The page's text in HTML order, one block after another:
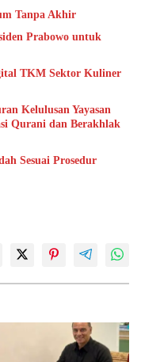
Tanpa Akhir
Prabowo untuk
TKM Sektor Kuliner
Kelulusan Yayasan
Qurani dan Berakhlak
Sesuai Prosedur